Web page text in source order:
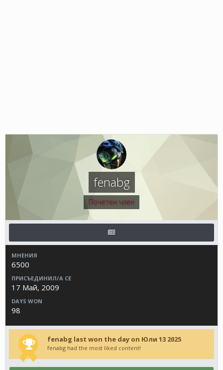
fenabg
Почетен член
МНЕНИЯ
6500
ПРИСЪЕДИНИЛ/А СЕ
17 Май, 2009
DAYS WON
98
fenabg last won the day on Юли 13 2025
fenabg had the most liked content!